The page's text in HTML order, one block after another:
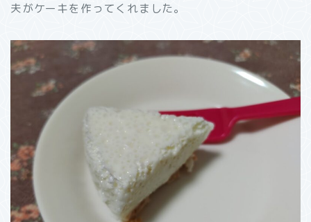
夫がケーキを作ってくれました。